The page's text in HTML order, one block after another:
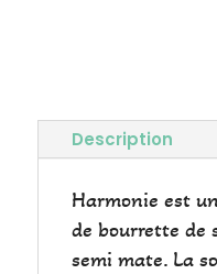
Description
Harmonie est
de bourrette de
semi mate. La